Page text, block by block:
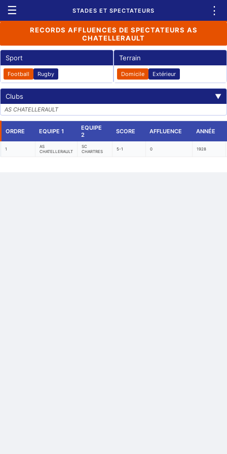
☰ STADES ET SPECTATEURS ⋮
RECORDS AFFLUENCES DE SPECTATEURS AS
CHATELLERAULT
Sport
Football Rugby
Terrain
Domicile Extérieur
Clubs ▼
AS CHATELLERAULT
ORDRE EQUIPE 1
EQUIPE
2
SCORE AFFLUENCE ANNÉE
1
AS
CHATELLERAULT
SC
CHARTRES
5-1 0 1928